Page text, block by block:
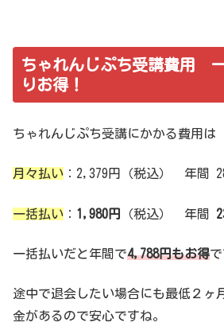
ちゃれんじぷち受講費用
りお得！
ちゃれんじぷち受講にかかる費用は
月々払い ：2,379円（税込） 年間
一括払い ： 1,980円 （税込） 年間
一括払いだと年間で4,788円もお得で
途中で退会したい場合にも最低２ヶ
金があるので安心ですね。